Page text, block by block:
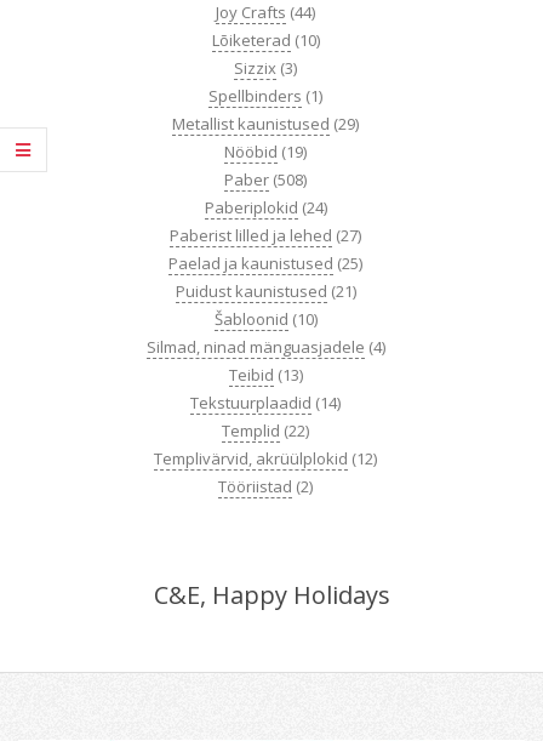
Joy Crafts (44)
Lõiketerad (10)
Sizzix (3)
Spellbinders (1)
Metallist kaunistused (29)
Nööbid (19)
Paber (508)
Paberiplokid (24)
Paberist lilled ja lehed (27)
Paelad ja kaunistused (25)
Puidust kaunistused (21)
Šabloonid (10)
Silmad, ninad mänguasjadele (4)
Teibid (13)
Tekstuurplaadid (14)
Templid (22)
Templivärvid, akrüülplokid (12)
Tööriistad (2)
C&E, Happy Holidays